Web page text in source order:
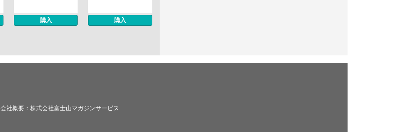
購入 購入
会社概要： 株式会社富士山マガジンサービス